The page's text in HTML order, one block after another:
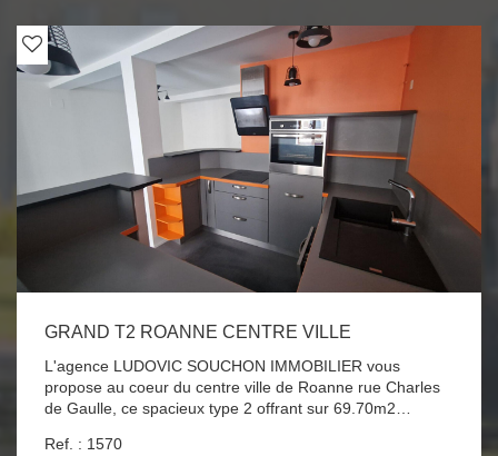
Fenêtres double vitrage disponible le 22 juillet 2026
GRAND T2 ROANNE CENTRE VILLE
L'agence LUDOVIC SOUCHON IMMOBILIER vous
propose au coeur du centre ville de Roanne rue Charles
de Gaulle, ce spacieux type 2 offrant sur 69.70m2
équipée ouverte sur une grand pièce à vivre, une salle de
Ref. : 1570